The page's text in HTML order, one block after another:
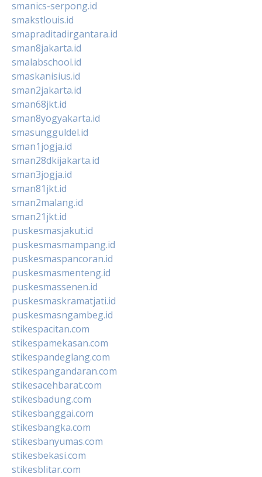
smanics-serpong.id
smakstlouis.id
smapraditadirgantara.id
sman8jakarta.id
smalabschool.id
smaskanisius.id
sman2jakarta.id
sman68jkt.id
sman8yogyakarta.id
smasungguldel.id
sman1jogja.id
sman28dkijakarta.id
sman3jogja.id
sman81jkt.id
sman2malang.id
sman21jkt.id
puskesmasjakut.id
puskesmasmampang.id
puskesmaspancoran.id
puskesmasmenteng.id
puskesmassenen.id
puskesmaskramatjati.id
puskesmasngambeg.id
stikespacitan.com
stikespamekasan.com
stikespandeglang.com
stikespangandaran.com
stikesacehbarat.com
stikesbadung.com
stikesbanggai.com
stikesbangka.com
stikesbanyumas.com
stikesbekasi.com
stikesblitar.com